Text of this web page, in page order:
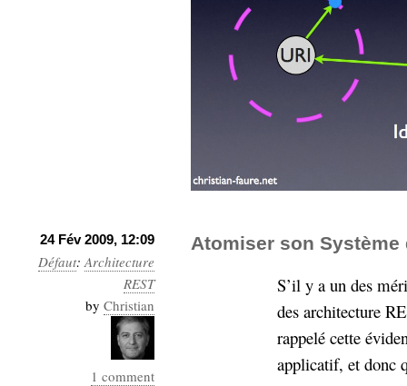
24 Fév 2009, 12:09
Défaut:Architecture
REST
by Christian
1 comment
Atomiser son Système
S’il y a un des
des architecture
rappelé cette
applicatif, et donc